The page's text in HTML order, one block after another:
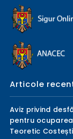
Articole
Aviz privind
pentru
Teoretic Costești